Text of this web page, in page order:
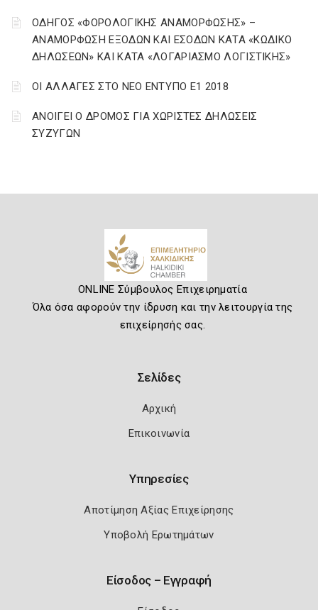
ΟΔΗΓΟΣ «ΦΟΡΟΛΟΓΙΚΗΣ ΑΝΑΜΟΡΦΩΣΗΣ» –
ΑΝΑΜΟΡΦΩΣΗ ΕΞΟΔΩΝ ΚΑΙ ΕΣΟΔΩΝ ΚΑΤΑ «ΚΩΔΙΚΟ
ΔΗΛΩΣΕΩΝ» ΚΑΙ ΚΑΤΑ «ΛΟΓΑΡΙΑΣΜΟ ΛΟΓΙΣΤΙΚΗΣ»
ΟΙ ΑΛΛΑΓΕΣ ΣΤΟ ΝΕΟ ΕΝΤΥΠΟ Ε1 2018
ΑΝΟΙΓΕΙ Ο ΔΡΟΜΟΣ ΓΙΑ ΧΩΡΙΣΤΕΣ ΔΗΛΩΣΕΙΣ
ΣΥΖΥΓΩΝ
ONLINE Σύμβουλος Επιχειρηματία
Όλα όσα αφορούν την ίδρυση και την λειτουργία της
επιχείρησής σας.
Σελίδες
Αρχική
Επικοινωνία
Υπηρεσίες
Αποτίμηση Αξίας Επιχείρησης
Υποβολή Ερωτημάτων
Είσοδος – Εγγραφή